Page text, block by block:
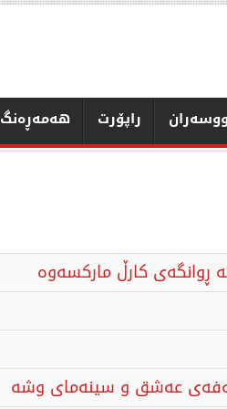
راپۆرت هەمەڕەنگ
ڕوانگەی کارڵ مارکسەوە
عەشق و سینەمای وشە